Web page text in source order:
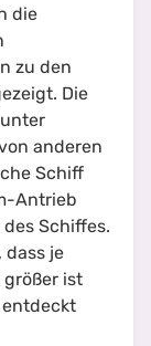
die
zu den
Die
anderen
Schiff
Antrieb
Schiffes.
dass je
größer ist
entdeckt